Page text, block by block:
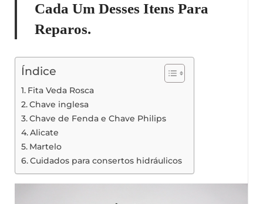
Cada Um Desses Itens Para
Reparos.
Índice
Fita Veda Rosca
Chave inglesa
Chave de Fenda e Chave Philips
Alicate
Martelo
Cuidados para consertos hidráulicos